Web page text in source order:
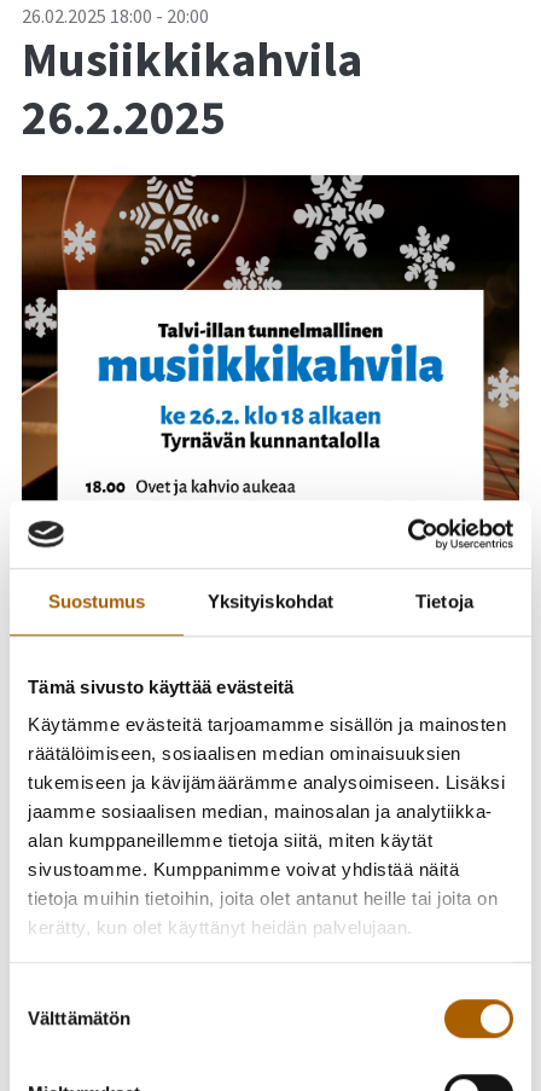
Suostumus Yksityiskohdat Tietoja
Tämä sivusto käyttää evästeitä
Käytämme evästeitä tarjoamamme sisällön ja mainosten
räätälöimiseen, sosiaalisen median ominaisuuksien
tukemiseen ja kävijämäärämme analysoimiseen. Lisäksi
jaamme sosiaalisen median, mainosalan ja analytiikka-
alan kumppaneillemme tietoja siitä, miten käytät
sivustoamme. Kumppanimme voivat yhdistää näitä
tietoja muihin tietoihin, joita olet antanut heille tai joita on
kerätty, kun olet käyttänyt heidän palvelujaan.
valinta
Välttämätön
-26.02.2025 18:00 - 20:00
Musiikkikahvila
26.2.2025
Talvi-illan tunnelmallinen musiikkikahvila keskiviikkona
Ovet ja kahvio aukeaa klo 18, ja Murron nuorisokuoro esittää
talvi-illan musiikkia klo 18.30 alkaen. Musiikin lomassa voit